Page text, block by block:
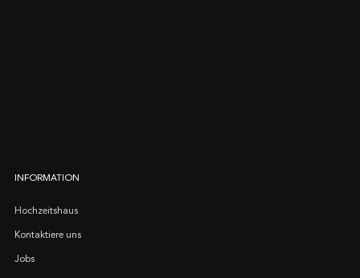
INFORMATION
Hochzeitshaus
Kontaktiere uns
Jobs